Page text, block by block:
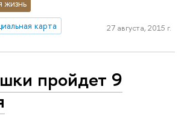
жизнь
карта 27 августа, 2015 г.
пройдет 9